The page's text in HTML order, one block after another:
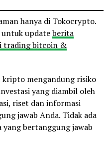
hanya di Tokocrypto.
untuk updateberita
trading bitcoin &
kripto mengandung risiko
yang diambil oleh
riset dan informasi
jawab Anda. Tidak ada
bertanggung jawab